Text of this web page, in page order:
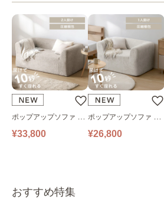
ポップアップソファ ソ
ファ フロアソファ 幅14
¥33,800
ポップアップソファ ソ
ファ フロアソファ 幅10
¥26,800
おすすめ特集